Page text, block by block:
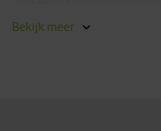
Merk
Bekijk meer